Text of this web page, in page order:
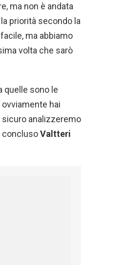
ma non è andata
priorità secondo la
ma abbiamo
volta che sarò
quelle sono le
hai
sicuro analizzeremo
conclusoValtteri